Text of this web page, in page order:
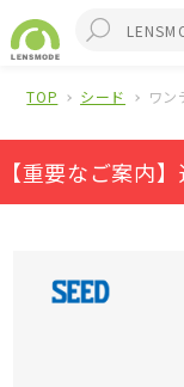
TOP シード ワ
【重要なご案内